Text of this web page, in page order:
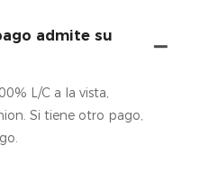
admite su
L/C a la vista,
Si tiene otro pago,